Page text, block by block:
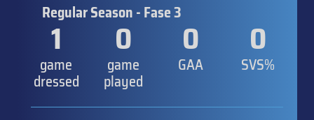
Regular Season - Fase 3
1
game
dressed
0
game
played
0
GAA
0
SVS%